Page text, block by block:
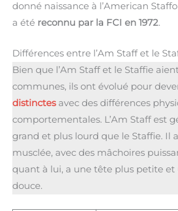
donné naissance à l’American
a été reconnu par la FCI en 1972.
Différences entre l’Am Staff et le
Bien que l’Am Staff et le Staffie
communes, ils ont évolué pour
distinctesavec des différences
comportementales. L’Am Staff est
grand et plus lourd que le Staffie. Il
musclée, avec des mâchoires
quant à lui, a une tête plus petite et
douce.